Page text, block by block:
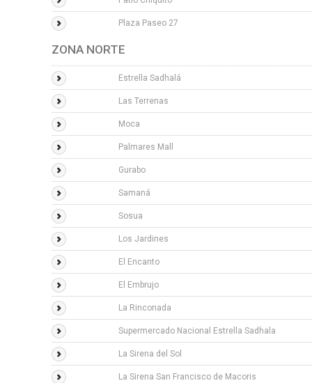
Plaza Paseo 27
ZONA NORTE
Estrella Sadhalá
Las Terrenas
Moca
Palmares Mall
Gurabo
Samaná
Sosua
Los Jardines
El Encanto
El Embrujo
La Rinconada
Supermercado Nacional Estrella Sadhala
La Sirena del Sol
La Sirena San Francisco de Macoris